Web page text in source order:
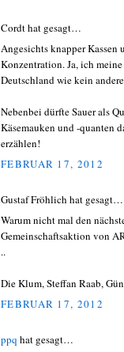
Cordt hat gesagt…
Angesichts knapper
Konzentration. Ja, ich
Deutschland wie kein
Nebenbei dürfte Sauer als
Käsemauken und -quanten
erzählen!
FEBRUAR 17, 2012
Gustaf Fröhlich hat gesagt…
Warum nicht mal den
Gemeinschaftsaktion von
..
Die Klum, Steffan Raab,
FEBRUAR 17, 2012
ppq hat gesagt…